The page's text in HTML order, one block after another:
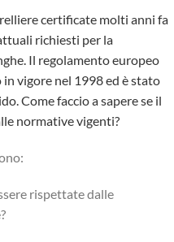
certificate molti anni fa
richiesti per la
Il regolamento europeo
vigore nel 1998 ed è stato
Come faccio a sapere se il
normative vigenti?
rispettate dalle